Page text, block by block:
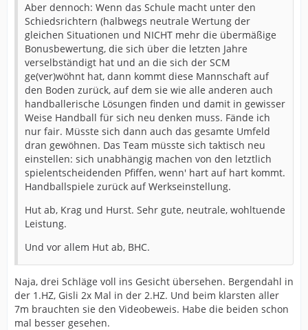
Aber dennoch: Wenn das Schule macht unter den
Schiedsrichtern (halbwegs neutrale Wertung der
gleichen Situationen und NICHT mehr die übermäßige
Bonusbewertung, die sich über die letzten Jahre
verselbständigt hat und an die sich der SCM
ge(ver)wöhnt hat, dann kommt diese Mannschaft auf
den Boden zurück, auf dem sie wie alle anderen auch
handballerische Lösungen finden und damit in gewisser
Weise Handball für sich neu denken muss. Fände ich
nur fair. Müsste sich dann auch das gesamte Umfeld
dran gewöhnen. Das Team müsste sich taktisch neu
einstellen: sich unabhängig machen von den letztlich
spielentscheidenden Pfiffen, wenn' hart auf hart kommt.
Handballspiele zurück auf Werkseinstellung.
Hut ab, Krag und Hurst. Sehr gute, neutrale, wohltuende
Leistung.
Und vor allem Hut ab, BHC.
Naja, drei Schläge voll ins Gesicht übersehen. Bergendahl in
der 1.HZ, Gisli 2x Mal in der 2.HZ. Und beim klarsten aller
7m brauchten sie den Videobeweis. Habe die beiden schon
mal besser gesehen.